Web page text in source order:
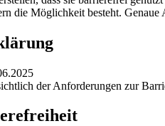
die Möglichkeit besteht.
der Anforderungen zur